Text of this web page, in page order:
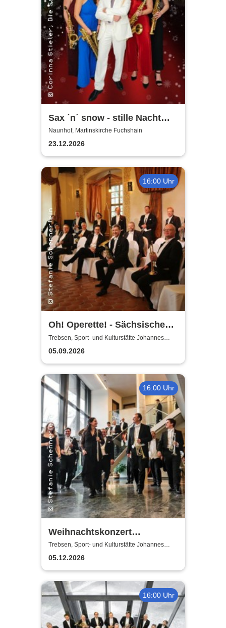
Sax ´n´ snow - stille Nacht
war gestern
Naunhof, Martinskirche Fuchshain
23.12.2026
16:00 Uhr
Oh! Operette! - Sächsische
Bläserphilharmonie
Trebsen, Sport- und Kulturstätte Johannes
Wiede
05.09.2026
16:00 Uhr
Weihnachtskonzert
Adventsglühen - Sächsische
Bläserphilharmonie
Trebsen, Sport- und Kulturstätte Johannes
Wiede
05.12.2026
16:00 Uhr